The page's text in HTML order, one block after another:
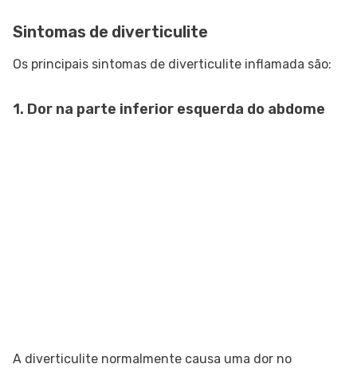
Sintomas de diverticulite
Os principais sintomas de diverticulite inflamada são:
1. Dor na parte inferior esquerda do abdome
A diverticulite normalmente causa uma dor no